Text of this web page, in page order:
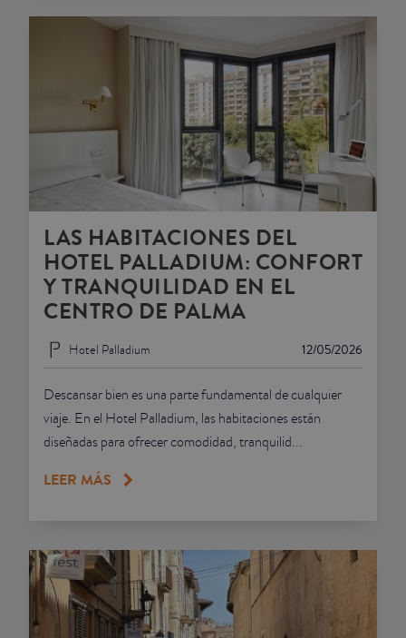
LAS HABITACIONES DEL
HOTEL PALLADIUM: CONFORT
Y TRANQUILIDAD EN EL
CENTRO DE PALMA
12/05/2026
Hotel Palladium
Descansar bien es una parte fundamental de cualquier
viaje. En el Hotel Palladium, las habitaciones están
diseñadas para ofrecer comodidad, tranquilid...
LEER MÁS